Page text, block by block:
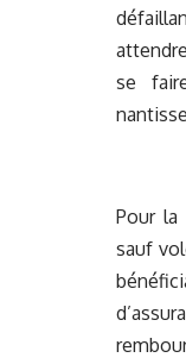
se
Pour la
sauf